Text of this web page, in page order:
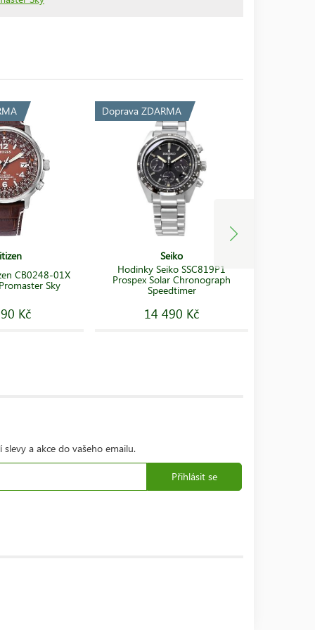
CB0248-01X
Sky
Kč
Doprava ZDARMA
Seiko
Hodinky Seiko SSC819P1
Prospex Solar Chronograph
Speedtimer
14 490 Kč
a akce do vašeho emailu.
Přihlásit se